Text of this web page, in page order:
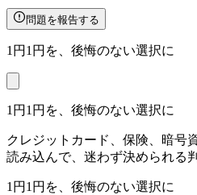
問題を報告する
1円1円を、後悔のない選択に
1円1円を、後悔のない選択に
クレジットカード、保険、暗号
読み込んで、迷わず決められる
1円1円を、後悔のない選択に